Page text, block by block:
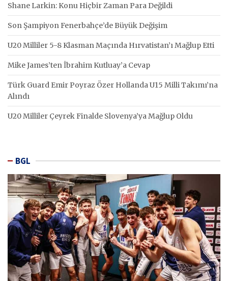
Shane Larkin: Konu Hiçbir Zaman Para Değildi
Son Şampiyon Fenerbahçe’de Büyük Değişim
U20 Milliler 5-8 Klasman Maçında Hırvatistan’ı Mağlup Etti
Mike James’ten İbrahim Kutluay’a Cevap
Türk Guard Emir Poyraz Özer Hollanda U15 Milli Takımı’na
Alındı
U20 Milliler Çeyrek Finalde Slovenya’ya Mağlup Oldu
BGL